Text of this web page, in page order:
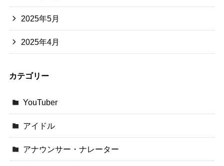
2025年5月
2025年4月
カテゴリー
YouTuber
アイドル
アナウンサー・ナレーター